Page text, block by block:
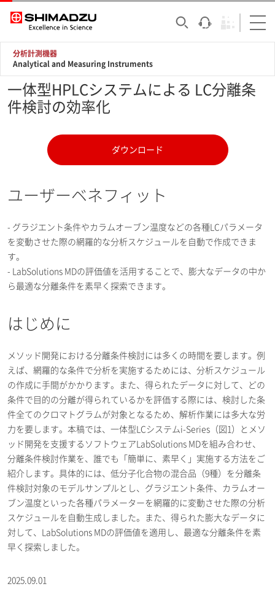
分析計測機器
Analytical and Measuring Instruments
一体型HPLCシステムによる LC分離条
件検討の効率化
ダウンロード
ユーザーベネフィット
- グラジエント条件やカラムオーブン温度などの各種LCパラメータ
を変動させた際の網羅的な分析スケジュールを自動で作成できま
す。
- LabSolutions MDの評価値を活用することで、膨大なデータの中か
ら最適な分離条件を素早く探索できます。
はじめに
メソッド開発における分離条件検討には多くの時間を要します。例
えば、網羅的な条件で分析を実施するためには、分析スケジュール
の作成に手間がかかります。また、得られたデータに対して、どの
条件で目的の分離が得られているかを評価する際には、検討した条
件全てのクロマトグラムが対象となるため、解析作業には多大な労
力を要します。本稿では、一体型LCシステムi-Series（図1）とメソ
ッド開発を支援するソフトウェアLabSolutions MDを組み合わせ、
分離条件検討作業を、誰でも「簡単に、素早く」実施する方法をご
紹介します。具体的には、低分子化合物の混合品（9種）を分離条
件検討対象のモデルサンプルとし、グラジエント条件、カラムオー
ブン温度といった各種パラメーターを網羅的に変動させた際の分析
スケジュールを自動生成しました。また、得られた膨大なデータに
対して、LabSolutions MDの評価値を適用し、最適な分離条件を素
早く探索しました。
2025.09.01